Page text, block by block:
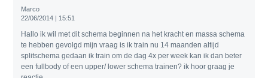
Marco
22/06/2014 | 15:51
Hallo ik wil met dit schema beginnen na het kracht en massa schema
te hebben gevolgd mijn vraag is ik train nu 14 maanden altijd
splitschema gedaan ik train om de dag 4x per week kan ik dan beter
een fullbody of een upper/ lower schema trainen? ik hoor graag je